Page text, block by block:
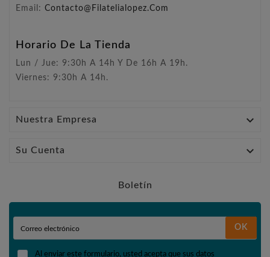
Email: Contacto@filatelialopez.com
Horario De La Tienda
Lun / Jue: 9:30h A 14h Y De 16h A 19h.
Viernes: 9:30h A 14h.
Nuestra Empresa 
Su Cuenta 
Boletín
OK
Al enviar este formulario, usted acepta que sus datos